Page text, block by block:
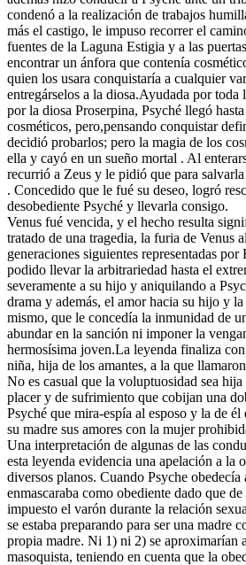
condenó a la realización de trabajos
más el castigo, le impuso recorrer el
fuentes de la Laguna Estigia y a las
encontrar un ánfora que contenía
quien los usara conquistaría a cualquier
entregárselos a la diosa.Ayudada por toda
por la diosa Proserpina, Psyché llegó
cosméticos, pero,pensando conquistar
decidió probarlos; pero la magia de los
ella y cayó en un sueño mortal . Al
recurrió a Zeus y le pidió que para
. Concedido que le fué su deseo, logró
desobediente Psyché y llevarla consigo.
Venus fué vencida, y el hecho resulta
tratado de una tragedia, la furia de Venus
generaciones siguientes representadas
podido llevar la arbitrariedad hasta el
severamente a su hijo y aniquilando a
drama y además, el amor hacia su hijo y
mismo, que le concedía la inmunidad de
abundar en la sanción ni imponer la
hermosísima joven.La leyenda finaliza
niña, hija de los amantes, a la que
No es casual que la voluptuosidad sea hija
placer y de sufrimiento que cobijan una
Psyché que mira-espía al esposo y la de él
su madre sus amores con la mujer
Una interpretación de algunas de las
esta leyenda evidencia una apelación a la
diversos planos. Cuando Psyche obedecía
enmascaraba como obediente dado que
impuesto el varón durante la relación
se estaba preparando para ser una madre
propia madre. Ni 1) ni 2) se aproximarían
masoquista, teniendo en cuenta que la